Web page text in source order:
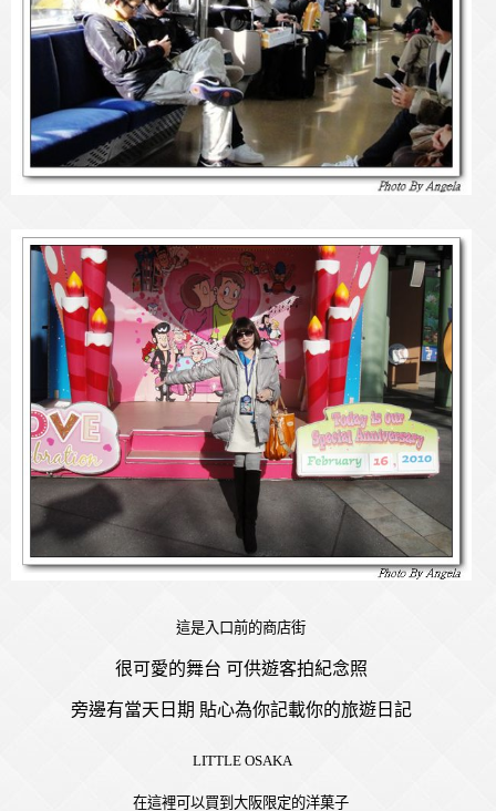
這是入口前的商店街
很可愛的舞台 可供遊客拍紀念照
旁邊有當天日期 貼心為你記載你的旅遊日記
LITTLE OSAKA
在這裡可以買到大阪限定的洋菓子